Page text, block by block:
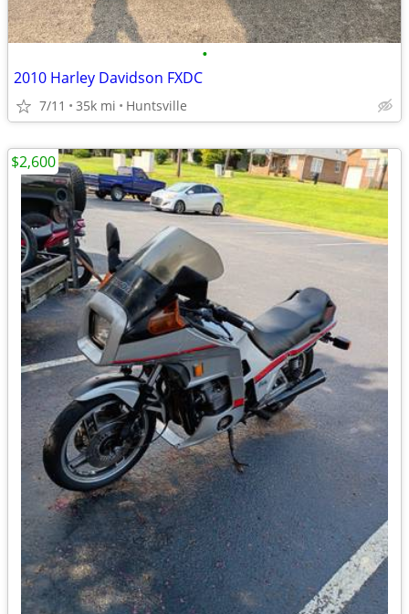
•
2010 Harley Davidson FXDC
7/11 35k mi Huntsville
$2,600